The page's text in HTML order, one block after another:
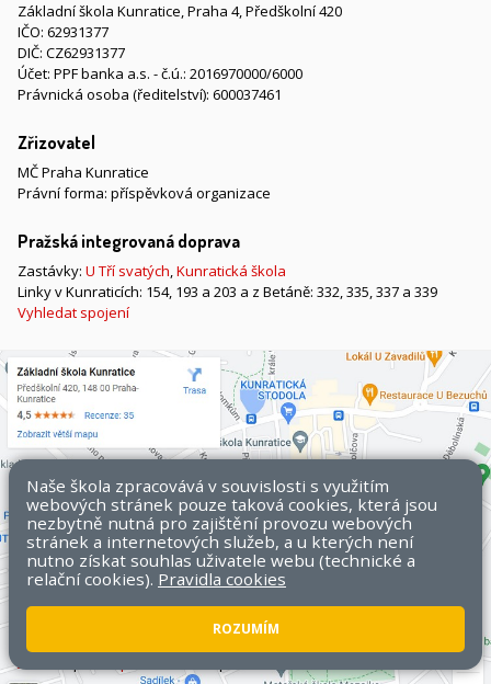
Základní škola Kunratice, Praha 4, Předškolní 420
IČO: 62931377
DIČ: CZ62931377
Účet: PPF banka a.s. - č.ú.: 2016970000/6000
Právnická osoba (ředitelství): 600037461
Zřizovatel
MČ Praha Kunratice
Právní forma: příspěvková organizace
Pražská integrovaná doprava
Zastávky: U Tří svatých,Kunratická škola
Linky v Kunraticích: 154, 193 a 203 a z Betáně: 332, 335, 337 a 339
Vyhledat spojení
stránek
Naše škola zpracovává v souvislosti s využitím
webových stránek pouze taková cookies, která jsou
nezbytně nutná pro zajištění provozu webových
stránek a internetových služeb, a u kterých není
nutno získat souhlas uživatele webu (technické a
relační cookies). Pravidla cookies
ROZUMÍM